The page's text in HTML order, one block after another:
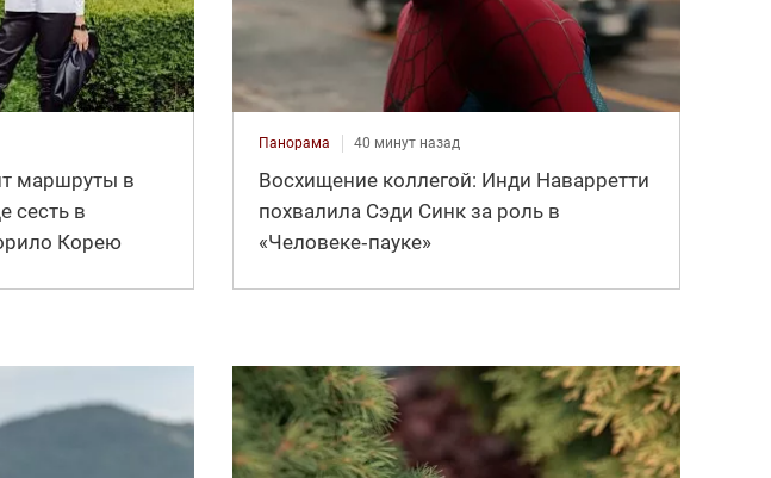
маршруты в
сесть в
Корею
Панорама 40 минут назад
Восхищение коллегой: Инди Наварретти
похвалила Сэди Синк за роль в
«Человеке‑пауке»